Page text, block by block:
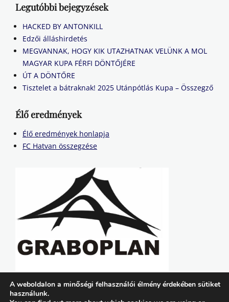
Legutóbbi bejegyzések
HACKED BY ANTONKILL
Edzői álláshirdetés
MEGVANNAK, HOGY KIK UTAZHATNAK VELÜNK A MOL
MAGYAR KUPA FÉRFI DÖNTŐJÉRE
ÚT A DÖNTŐRE
Tisztelet a bátraknak! 2025 Utánpótlás Kupa – Összegző
Élő eredmények
Élő eredmények honlapja
FC Hatvan összegzése
A weboldalon a minőségi felhasználói élmény érdekében sütiket
használunk.